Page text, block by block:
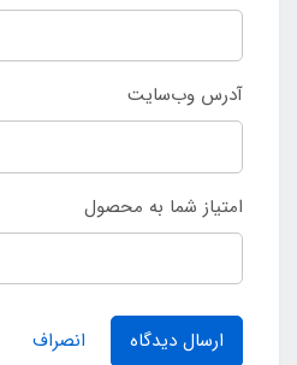
آدرس وب‌سایت
امتیاز شما به محصول
ارسال دیدگاه انصراف